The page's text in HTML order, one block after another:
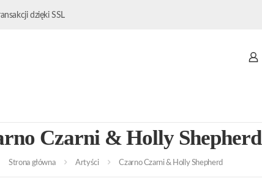
dzięki SSL
Czarni & Holly Shepherd
Strona główna Artyści Czarno Czarni & Holly Shepherd